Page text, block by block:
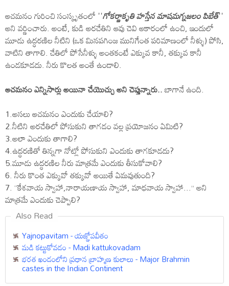
ఆచమనం గురించి సంస్కృతంలో ''గోకర్ణాకృతి హస్తేన మాషమగ్నజలం పిబేత్''
అని వర్ణించారు. అంటే, కుడి అరచేతిని ఆవు చెవి ఆకారంలో ఉంచి, ఇందులో
మూడు ఉద్ధరణిల నీటిని (ఒక మినపగింజ మునిగేంత పరిమాణంలో నీళ్ళు) పోసి,
వాటిని తాగాలి. చేతిలో పోసేనీళ్ళు అంతకంటే ఎక్కువ కానీ, తక్కువ కానీ
ఉండకూడదు. నీరు కొలత అంతే ఉండాలి.
ఆచమనం ఎన్నిసార్లు అయినా చేయొచ్చు అని చెప్తున్నారు..బాగానే ఉంది.
1.అసలు ఆచమనం ఎందుకు చేయాలి?
2.నీటిని అరచేతిలో పోసుకుని తాగడం వల్ల ప్రయోజనం ఏమిటి?
3.అలా ఎందుకు తాగాలి?
4.ఉద్ధరణితో తిన్నగా నోట్లో పోసుకుని ఎందుకు తాగకూడదు?
5.మూడు ఉద్ధరణిల నీరు మాత్రమే ఎందుకు తీసుకోవాలి?
6. నీరు కొంత ఎక్కువో తక్కువో అయితే ఏమవుతుంది?
7. “కేశవాయ స్వాహా,నారాయణాయ స్వాహా, మాధవాయ స్వాహా...” అని
మాత్రమే ఎందుకు చెప్పాలి?
Also Read
Yajnopavitam - యజ్ఞోపవీతం
మడి కట్టుకోవడం - Madi kattukovadam
భరత ఖండంలోని ప్రధాన బ్రాహ్మణ కులాలు - Major Brahmin
castes in the Indian Continent